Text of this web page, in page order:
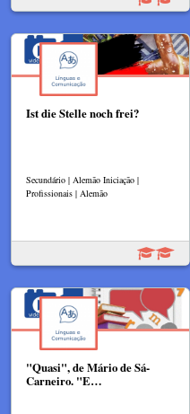
Ist die Stelle noch frei?
Secundário | Alemão Iniciação |
Profissionais | Alemão
"Quasi", de Mário de Sá-
Carneiro. "E…